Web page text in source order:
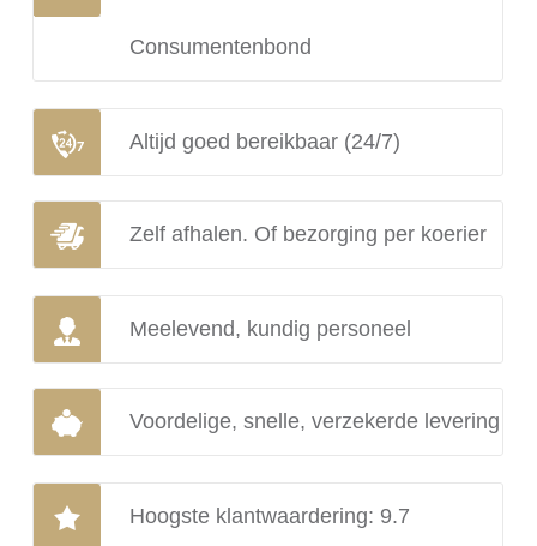
Consumentenbond
Altijd goed bereikbaar (24/7)
Zelf afhalen. Of bezorging per koerier
Meelevend, kundig personeel
Voordelige, snelle, verzekerde levering
Hoogste klantwaardering: 9.7